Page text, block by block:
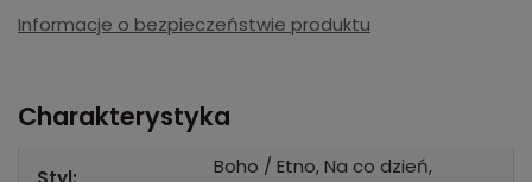
Informacje o bezpieczeństwie produktu
Charakterystyka
Boho / Etno, Na co dzień,